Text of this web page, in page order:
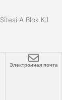
A Blok K:1
Электронная почта